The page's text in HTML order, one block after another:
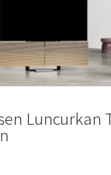
Luncurkan